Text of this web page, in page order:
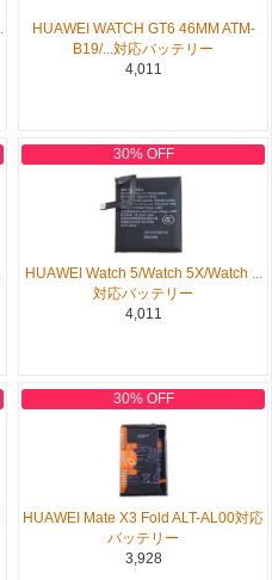
HUAWEI WATCH GT6 46MM ATM-
B19/...対応バッテリー
4,011
30% OFF
HUAWEI Watch 5/Watch 5X/Watch ...
対応バッテリー
4,011
30% OFF
HUAWEI Mate X3 Fold ALT-AL00対応
バッテリー
3,928